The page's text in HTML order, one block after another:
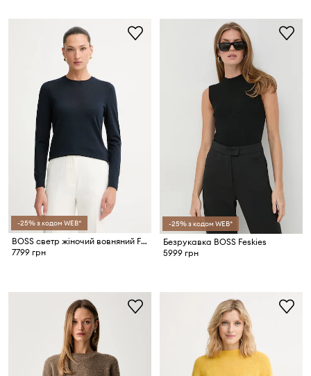
-25% з кодом WEB*
BOSS светр жіночий вовняний Ferpina
7799 грн
-25% з кодом WEB*
Безрукавка BOSS Feskies
5999 грн